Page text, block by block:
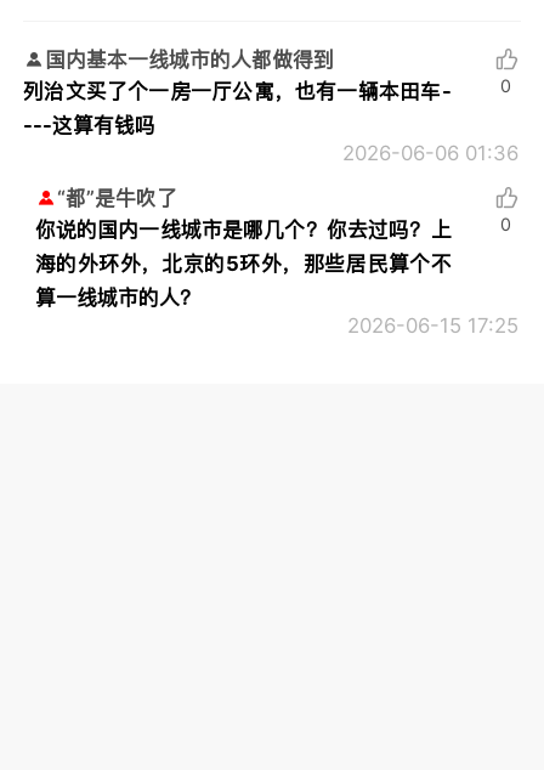
国内基本一线城市的人都做得到
列治文买了个一房一厅公寓，也有一辆本田车-
---这算有钱吗
2026-06-06 01:36
0
“都”是牛吹了
你说的国内一线城市是哪几个？你去过吗？上
海的外环外，北京的5环外，那些居民算个不
算一线城市的人？
2026-06-15 17:25
0